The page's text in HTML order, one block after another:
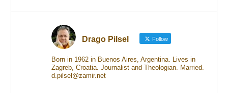
Drago Pilsel Follow
Born in 1962 in Buenos Aires, Argentina. Lives in
Zagreb, Croatia. Journalist and Theologian. Married.
d.pilsel@zamir.net